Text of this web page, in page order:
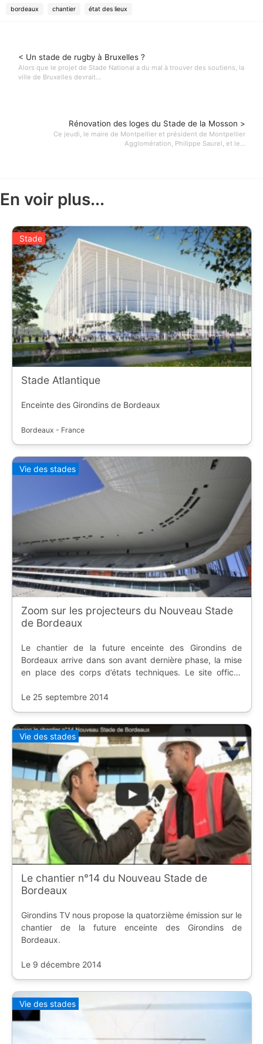
bordeaux chantier état des lieux
< Un stade de rugby à Bruxelles ?
Alors que le projet de Stade National a du mal à trouver des soutiens, la
ville de Bruxelles devrait...
Rénovation des loges du Stade de la Mosson >
Ce jeudi, le maire de Montpellier et président de Montpellier
Agglomération, Philippe Saurel, et le...
En voir plus...
Stade
Stade Atlantique
Enceinte des Girondins de Bordeaux
Bordeaux - France
Vie des stades
Zoom sur les projecteurs du Nouveau Stade
de Bordeaux
Le chantier de la future enceinte des Girondins de
Bordeaux arrive dans son avant dernière phase, la mise
en place des corps d’états techniques. Le site officiel
Philips installé actuellement.
Le 25 septembre 2014
Vie des stades
Le chantier n°14 du Nouveau Stade de
Bordeaux
Girondins TV nous propose la quatorzième émission sur le
chantier de la future enceinte des Girondins de
Bordeaux.
Le 9 décembre 2014
Vie des stades